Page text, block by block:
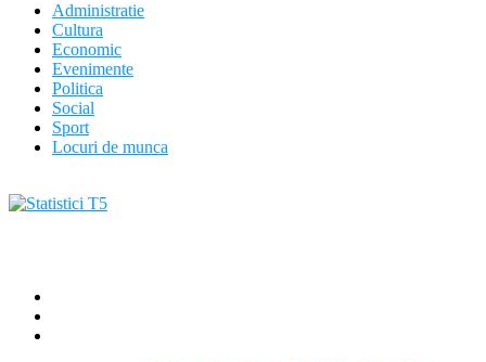
Administratie
Cultura
Economic
Evenimente
Politica
Social
Sport
Locuri de munca